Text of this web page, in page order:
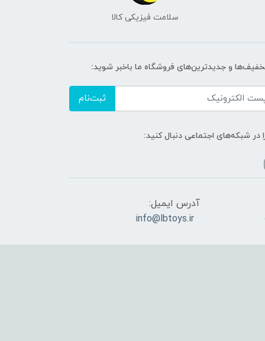
سلامت فیزیکی کالا
و جدیدترین‌های فروشگاه ما باخبر شوید:
ثبت‌نام
در شبکه‌های اجتماعی دنبال کنید:
آدرس ایمیل:
info@lbtoys.ir